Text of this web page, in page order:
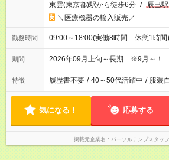
東雲(東京都)駅から徒歩6分 / 辰巳駅
＼医療機器の輸入販売／
勤務時間 09:00～18:00(実働8時間 休憩1時間)
期間 2026年09月上旬～長期 ※9月～！
特徴 履歴書不要 / 40～50代活躍中 / 服装
気になる！ 応募する
掲載元企業名 パーソルテンプスタッ